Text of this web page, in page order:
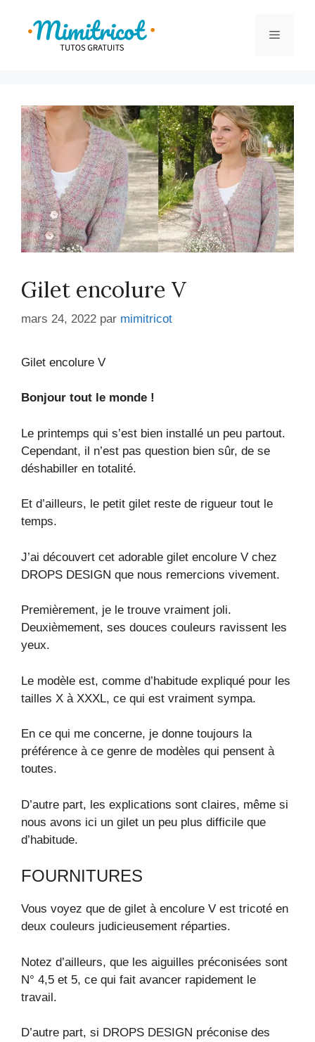
contenu
Menu
Gilet encolure V
mars 24, 2022 par mimitricot
Gilet encolure V
Bonjour tout le monde !
Le printemps qui s’est bien installé un peu partout.
Cependant, il n’est pas question bien sûr, de se
déshabiller en totalité.
Et d’ailleurs, le petit gilet reste de rigueur tout le
temps.
J’ai découvert cet adorable gilet encolure V chez
DROPS DESIGN que nous remercions vivement.
Premièrement, je le trouve vraiment joli.
Deuxièmement, ses douces couleurs ravissent les
yeux.
Le modèle est, comme d’habitude expliqué pour les
tailles X à XXXL, ce qui est vraiment sympa.
En ce qui me concerne, je donne toujours la
préférence à ce genre de modèles qui pensent à
toutes.
D’autre part, les explications sont claires, même si
nous avons ici un gilet un peu plus difficile que
d’habitude.
FOURNITURES
Vous voyez que de gilet à encolure V est tricoté en
deux couleurs judicieusement réparties.
Notez d’ailleurs, que les aiguilles préconisées sont
N° 4,5 et 5, ce qui fait avancer rapidement le
travail.
D’autre part, si DROPS DESIGN préconise des